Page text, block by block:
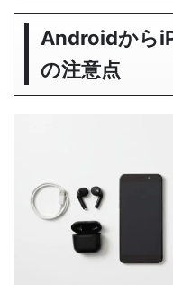
Androidから
の注意点